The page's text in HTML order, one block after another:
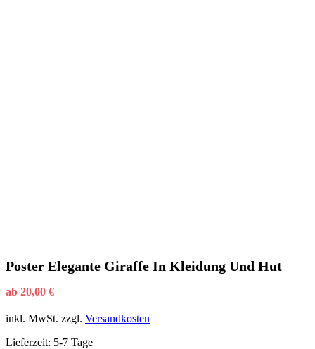
Poster Elegante Giraffe In Kleidung Und Hut
ab 20,00 €
inkl. MwSt. zzgl. Versandkosten
Lieferzeit: 5-7 Tage